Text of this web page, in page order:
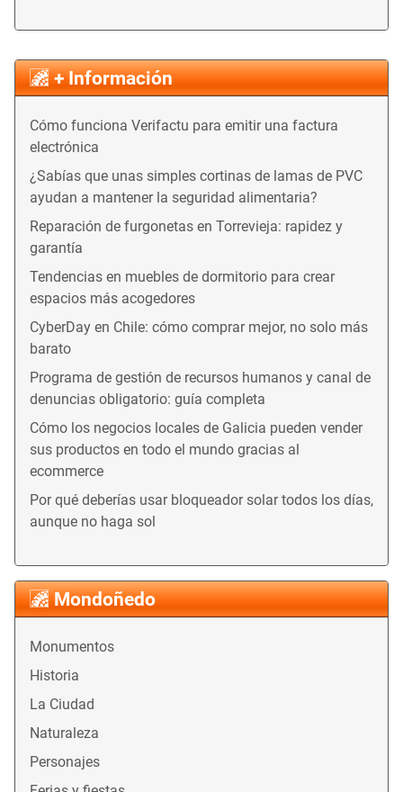
Mondoñedo
Monumentos
Historia
La Ciudad
Naturaleza
Personajes
+ Información
Cómo funciona Verifactu para emitir una factura
electrónica
¿Sabías que unas simples cortinas de lamas de PVC
ayudan a mantener la seguridad alimentaria?
Reparación de furgonetas en Torrevieja: rapidez y
garantía
Tendencias en muebles de dormitorio para crear
espacios más acogedores
CyberDay en Chile: cómo comprar mejor, no solo más
barato
Programa de gestión de recursos humanos y canal de
denuncias obligatorio: guía completa
Cómo los negocios locales de Galicia pueden vender
sus productos en todo el mundo gracias al
ecommerce
Por qué deberías usar bloqueador solar todos los días,
aunque no haga sol